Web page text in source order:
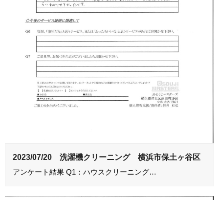
2023/07/20 洗濯機クリーニング 横浜市保土ヶ谷区
アンケート結果 Q1：ハウスクリーニング…